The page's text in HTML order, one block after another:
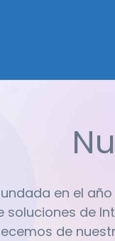
en el
de
de